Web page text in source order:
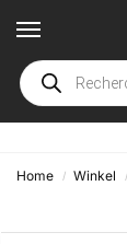
Home / Winkel /